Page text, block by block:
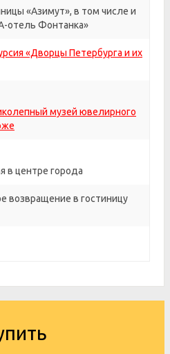
«Азимут», в том числе и
отель Фонтанка»
«Дворцы Петербурга и их
музей ювелирного
в центре города
возвращение в гостиницу